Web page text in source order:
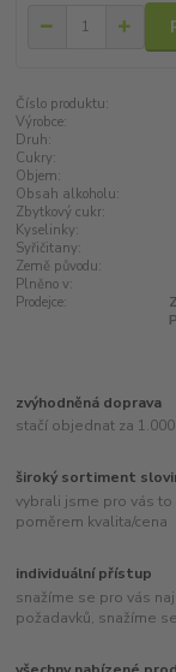
Číslo produktu:
Výrobce:
Druh:
Cukry:
Objem:
Obsah alkoholu:
Zbytkový cukr:
Kyselinky:
Syřičitany:
Země původu:
Plněno v:
Prodejce:
zvýhodněná doprava
stačí objednat za
široký sortiment
vybrali jsme pro vás
poměrem kvalita/cena
individuální přístup
snažíme se pro vás
požadavků, snažíme